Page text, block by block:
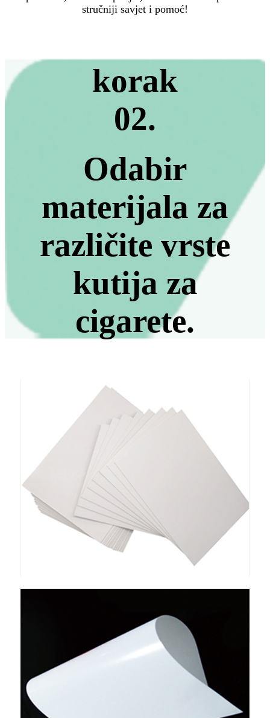
stručniji savjet i pomoć!
korak
02.
Odabir
materijala za
različite vrste
kutija za
cigarete.